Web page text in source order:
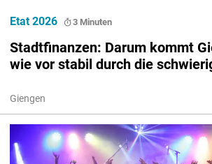
Stadtfinanzen: Darum kommt
wie vor stabil durch die
Giengen
Etat 2026 3 Minuten